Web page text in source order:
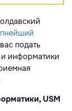
подать
и информатики
USM